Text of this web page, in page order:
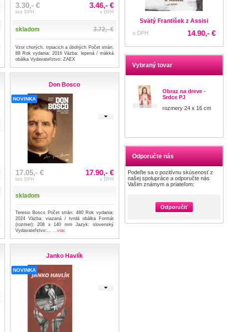
Svätý František z Assisi
s DPH 14.90,- €
Vybraný tovar
Obraz na dreve -
Srdce PJ
rozmery 24 x 16 cm
Odporučte nás
Podeľte sa o pozitívnu skúsenosť z
našej spolupráce a odporučte nás
Vašim známym a priateľom:
Odporučiť
3.30,- €
bez DPH
3.46,- €
s DPH
skladom 3.72,- €
Vzor chorých, trpiacich a úbohých Počet strán:
88 Rok vydania: 2016 Väzba: lepená / mäkká
obálka Vydavateľstvo: ZAEX
Don Bosco
NOVINKA
17.05,- €
bez DPH
17.90,- €
s DPH
skladom
Teresio Bosco Počet strán: 480 Rok vydania:
2024 Väzba: viazaná / tvrdá obálka Formát
(rozmer): 208 x 140 mm Jazyk: slovenský
Vydavateľstvo:...
...viac
Janko Havlík
NOVINKA